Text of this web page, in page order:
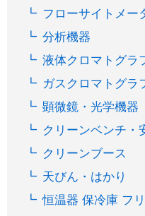
フローサイトメー
分析機器
液体クロマトグラ
ガスクロマトグラ
顕微鏡・光学機器
クリーンベンチ・
クリーンブース
天びん・はかり
恒温器 保冷庫 フ